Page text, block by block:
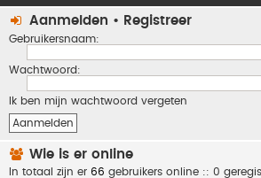
Aanmelden • Registreer
Gebruikersnaam:
Wachtwoord:
Ik ben mijn wachtwoord vergeten
Wie is er online
In totaal zijn er 66 gebruikers online :: 0